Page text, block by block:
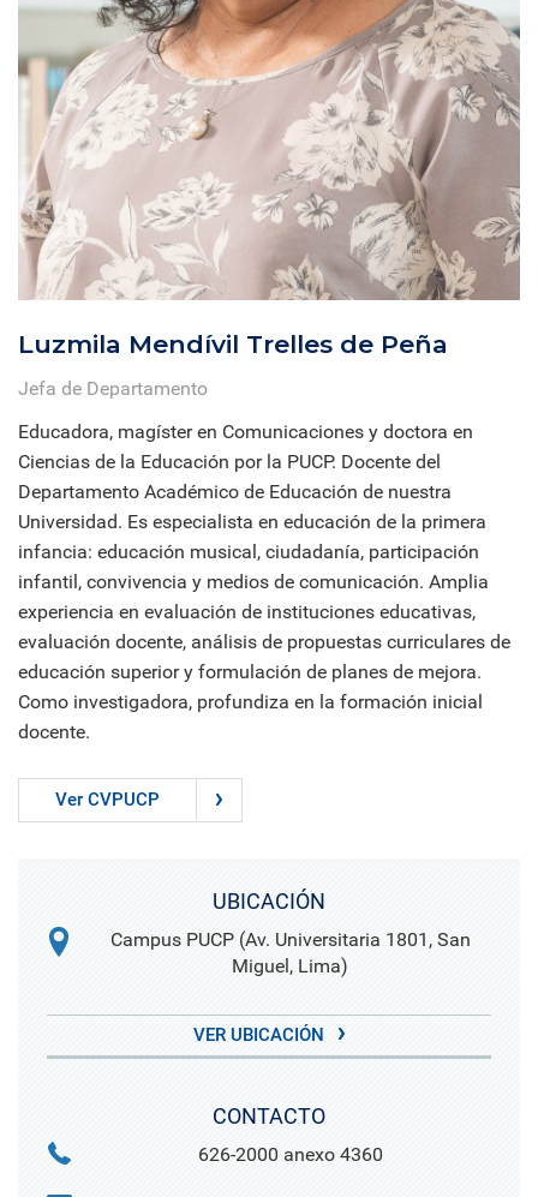
Luzmila Mendívil Trelles de Peña
Jefa de Departamento
Educadora, magíster en Comunicaciones y doctora en
Ciencias de la Educación por la PUCP. Docente del
Departamento Académico de Educación de nuestra
Universidad. Es especialista en educación de la primera
infancia: educación musical, ciudadanía, participación
infantil, convivencia y medios de comunicación. Amplia
experiencia en evaluación de instituciones educativas,
evaluación docente, análisis de propuestas curriculares de
educación superior y formulación de planes de mejora.
Como investigadora, profundiza en la formación inicial
docente.
Ver CVPUCP
UBICACIÓN
Campus PUCP (Av. Universitaria 1801, San
Miguel, Lima)
VER UBICACIÓN
CONTACTO
626-2000 anexo 4360